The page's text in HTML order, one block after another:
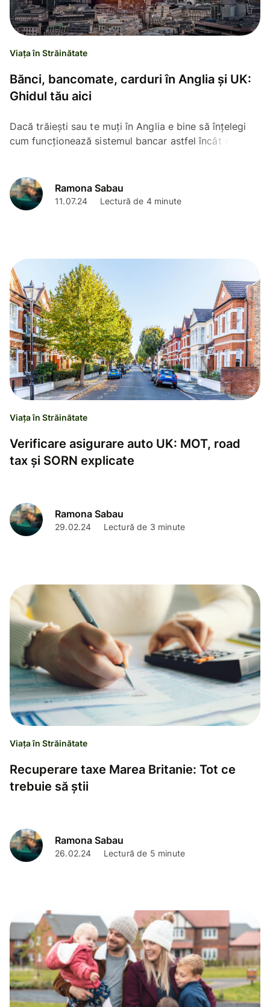
Viața în Străinătate
Bănci, bancomate, carduri în Anglia și UK:
Ghidul tău aici
Dacă trăiești sau te muți în Anglia e bine să înțelegi
cum funcționează sistemul bancar astfel încât să-ți
Ramona Sabau
11.07.24 Lectură de 4 minute
Viața în Străinătate
Verificare asigurare auto UK: MOT, road
tax și SORN explicate
Ramona Sabau
29.02.24 Lectură de 3 minute
Viața în Străinătate
Recuperare taxe Marea Britanie: Tot ce
trebuie să știi
Ramona Sabau
26.02.24 Lectură de 5 minute